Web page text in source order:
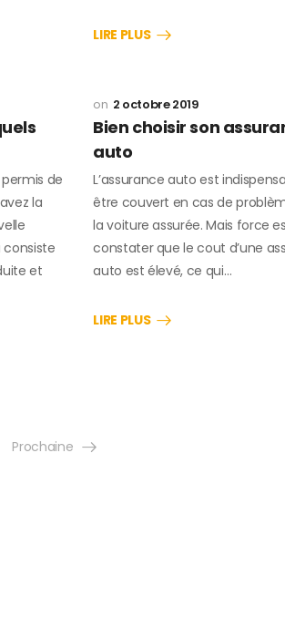
LIRE PLUS
de
la
et
2 octobre 2019
Bien choisir son
auto
L’assurance auto est
être couvert en cas de
la voiture assurée. Mais force
constater que le cout d’une
auto est élevé, ce qui…
LIRE PLUS
Prochaine